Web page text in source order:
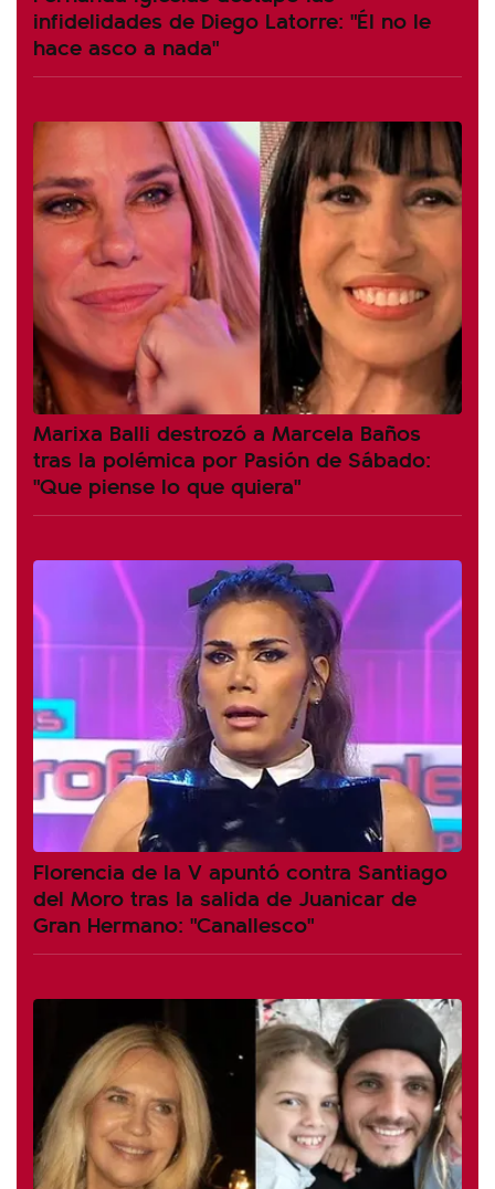
infidelidades de Diego Latorre: "Él no le
hace asco a nada"
Marixa Balli destrozó a Marcela Baños
tras la polémica por Pasión de Sábado:
"Que piense lo que quiera"
Florencia de la V apuntó contra Santiago
del Moro tras la salida de Juanicar de
Gran Hermano: "Canallesco"